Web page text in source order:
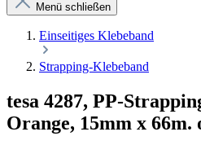
Menü schließen
Einseitiges Klebeband
Strapping-Klebeband
tesa 4287, PP-
Orange, 15mm x 66m.